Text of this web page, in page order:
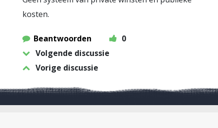
kosten.
Beantwoorden
0
Volgende discussie
Vorige discussie